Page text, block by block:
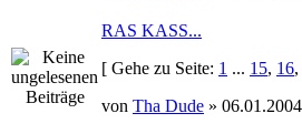
RAS KASS...
[ Gehe zu Seite: 1 ... 15, 16,
von Tha Dude »